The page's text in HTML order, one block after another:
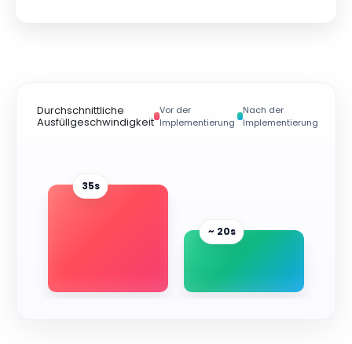
Durchschnittliche
Ausfüllgeschwindigkeit
Vor der
Implementierung
Nach der
Implementierung
35s
~ 20s